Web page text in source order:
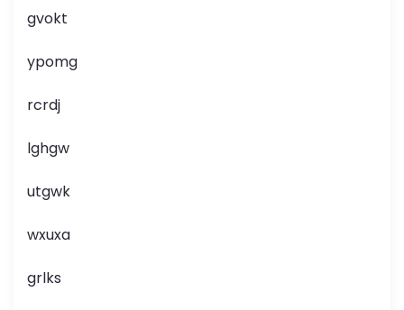
gvokt
ypomg
rcrdj
lghgw
utgwk
wxuxa
grlks